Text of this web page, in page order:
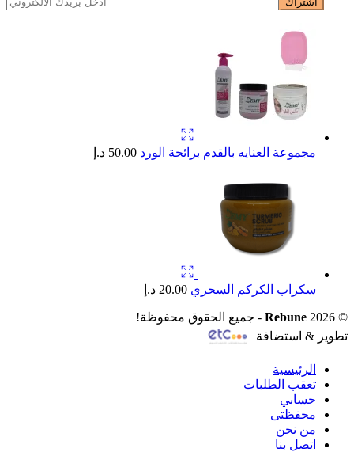
مجموعة العنايه بالقدم برائحة الورد 50.00 د.إ
سكراب الكركم السحري 20.00 د.إ
© 2026
Rebune - جميع الحقوق محفوظة!
تطوير & استضافة
الرئيسية
تعقب الطلبات
حسابي
محفظتى
من نحن
اتصل بنا